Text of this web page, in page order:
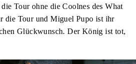
Tour ohne die Coolnes des What
die Tour und Miguel Pupo ist ihr
Glückwunsch. Der König ist tot,